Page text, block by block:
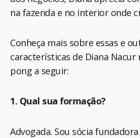
na fazenda e no interior onde
Conheça mais sobre essas e
características de Diana
pong a seguir:
1. Qual sua formação?
Advogada. Sou sócia